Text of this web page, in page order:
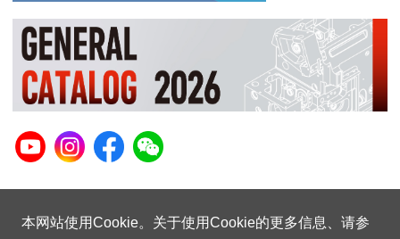
本网站使用Cookie。关于使用Cookie的更多信息、请参